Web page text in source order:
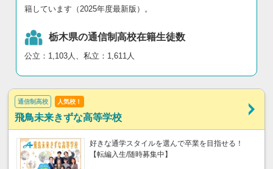
籍しています（2025年度最新版）。
栃木県の通信制高校在籍生徒数
公立：1,103人、私立：1,611人
通信制高校 人気校！
飛鳥未来きずな高等学校
好きな通学スタイルを選んで卒業を目指せる！
【転編入生/随時募集中】